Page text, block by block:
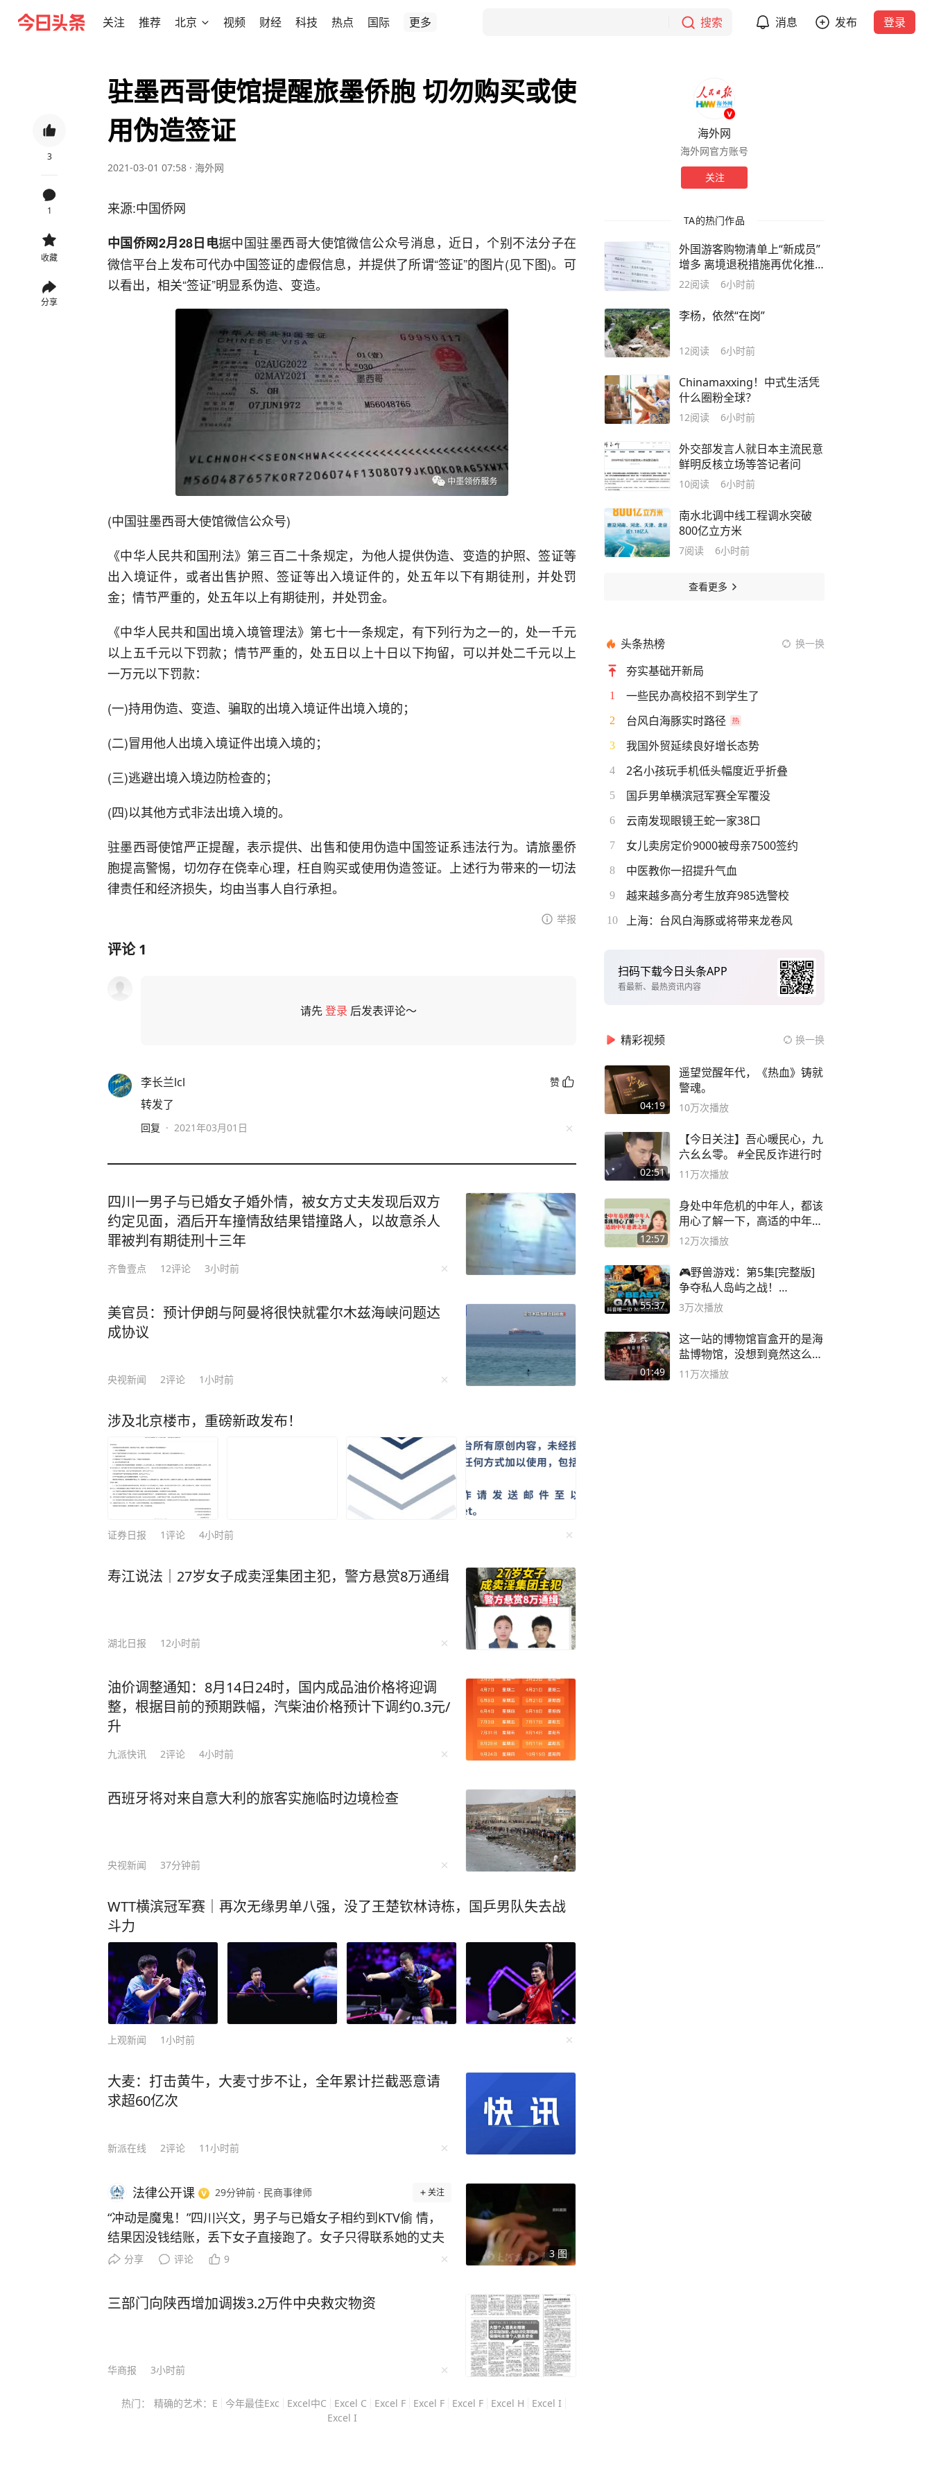
关注 推荐 北京 视频 财经 科技 热点 国际 更多 搜索 消息 发布 登录
3
1
收藏
分享
驻墨西哥使馆提醒旅墨侨胞 切勿购买或使
用伪造签证
2021-03-01 07:58 · 海外网
来源:中国侨网
中国侨网2月28日电据中国驻墨西哥大使馆微信公众号消息，近日，个别不法分子在
微信平台上发布可代办中国签证的虚假信息，并提供了所谓“签证”的图片(见下图)。可
以看出，相关“签证”明显系伪造、变造。
(中国驻墨西哥大使馆微信公众号)
《中华人民共和国刑法》第三百二十条规定，为他人提供伪造、变造的护照、签证等
出入境证件，或者出售护照、签证等出入境证件的，处五年以下有期徒刑，并处罚
金；情节严重的，处五年以上有期徒刑，并处罚金。
《中华人民共和国出境入境管理法》第七十一条规定，有下列行为之一的，处一千元
以上五千元以下罚款；情节严重的，处五日以上十日以下拘留，可以并处二千元以上
一万元以下罚款：
(一)持用伪造、变造、骗取的出境入境证件出境入境的；
(二)冒用他人出境入境证件出境入境的；
(三)逃避出境入境边防检查的；
(四)以其他方式非法出境入境的。
驻墨西哥使馆严正提醒，表示提供、出售和使用伪造中国签证系违法行为。请旅墨侨
胞提高警惕，切勿存在侥幸心理，枉自购买或使用伪造签证。上述行为带来的一切法
律责任和经济损失，均由当事人自行承担。
举报
评论1
请先登录 后发表评论～
李长兰lcl 赞
转发了
回复 · 2021年03月01日
四川一男子与已婚女子婚外情，被女方丈夫发现后双方
约定见面，酒后开车撞情敌结果错撞路人，以故意杀人
罪被判有期徒刑十三年
齐鲁壹点 12评论 3小时前
美官员：预计伊朗与阿曼将很快就霍尔木兹海峡问题达
成协议
央视新闻 2评论 1小时前
涉及北京楼市，重磅新政发布！
证券日报 1评论 4小时前
寿江说法｜27岁女子成卖淫集团主犯，警方悬赏8万通缉
湖北日报 12小时前
油价调整通知：8月14日24时，国内成品油价格将迎调
整，根据目前的预期跌幅，汽柴油价格预计下调约0.3元/
升
九派快讯 2评论 4小时前
西班牙将对来自意大利的旅客实施临时边境检查
央视新闻 37分钟前
WTT横滨冠军赛｜再次无缘男单八强，没了王楚钦林诗栋，国乒男队失去战
斗力
上观新闻 1小时前
大麦：打击黄牛，大麦寸步不让，全年累计拦截恶意请
求超60亿次
新派在线 2评论 11小时前
3 图
法律公开课 29分钟前 · 民商事律师 关注
“冲动是魔鬼！”四川兴文，男子与已婚女子相约到KTV偷 情，
结果因没钱结账，丢下女子直接跑了。女子只得联系她的丈夫
前来结账，丈夫这才发现了女子婚内出轨一事。可就在女子想
丈夫给接了，随后二人在电话中爆发争吵，并且约定地点打算
较量一番。谁知男子开车到达指定地点后，一怒之下错把路人
某已经结婚的情况下，仍趁着钱某的丈夫雷某出差时，多次与
一个亲友的聚餐。可聚餐结束后，钱某说要和闺蜜逛街，于是
分享 评论 9
三部门向陕西增加调拨3.2万件中央救灾物资
华商报 3小时前
热门： 精确的艺术：E 今年最佳Exc Excel中C Excel C Excel F Excel F Excel F Excel H
Excel I
Excel I
海外网
海外网官方账号
关注
TA的热门作品
外国游客购物清单上“新成员”
增多 离境退税措施再优化推
高入境消费热力
22阅读 6小时前
李杨，依然“在岗”
12阅读 6小时前
Chinamaxxing！中式生活凭
什么圈粉全球？
12阅读 6小时前
外交部发言人就日本主流民意
鲜明反核立场等答记者问
10阅读 6小时前
南水北调中线工程调水突破
800亿立方米
7阅读 6小时前
查看更多
头条热榜 换一换
夯实基础开新局
1 一些民办高校招不到学生了
2 台风白海豚实时路径
3 我国外贸延续良好增长态势
4 2名小孩玩手机低头幅度近乎折叠
5 国乒男单横滨冠军赛全军覆没
6 云南发现眼镜王蛇一家38口
7 女儿卖房定价9000被母亲7500签约
8 中医教你一招提升气血
9 越来越多高分考生放弃985选警校
10 上海：台风白海豚或将带来龙卷风
扫码下载今日头条APP
看最新、最热资讯内容
精彩视频 换一换
04:19
遥望觉醒年代，《热血》铸就
警魂。
10万次播放
02:51
【今日关注】吾心暖民心，九
六幺幺零。 #全民反诈进行时
11万次播放
12:57
身处中年危机的中年人，都该
用心了解一下，高适的中年逆
袭之路
12万次播放
55:37
🎮野兽游戏：第5集[完整版]
争夺私人岛屿之战！
#MrBeastChina
3万次播放
01:49
这一站的博物馆盲盒开的是海
盐博物馆，没想到竟然这么好
逛！
11万次播放